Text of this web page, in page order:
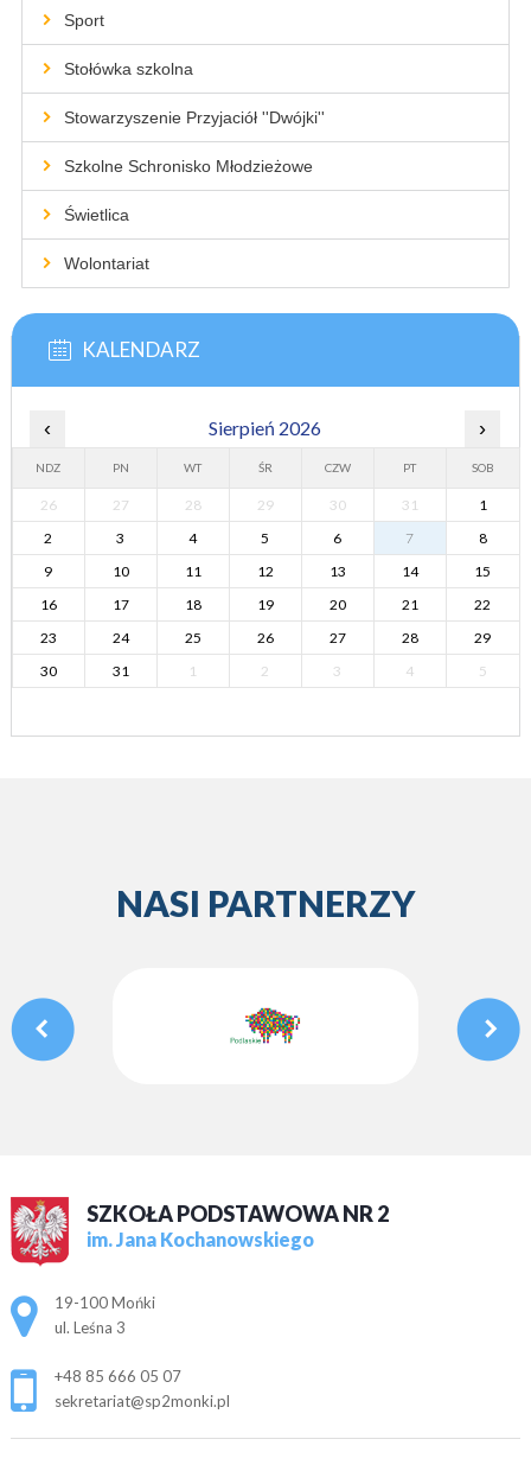
Sport
Stołówka szkolna
Stowarzyszenie Przyjaciół ''Dwójki''
Szkolne Schronisko Młodzieżowe
Świetlica
Wolontariat
KALENDARZ
‹ Sierpień 2026 ›
NDZ PN WT ŚR CZW PT SOB
26 27 28 29 30 31
1
2
3 4 5 6 7
8
9
10 11 12 13 14
15
16
17 18 19 20 21
22
23
24 25 26 27 28
29
30
31 1 2 3 4 5
NASI PARTNERZY
SZKOŁA PODSTAWOWA NR 2
im. Jana Kochanowskiego
Adres pocztowy:
19-100 Mońki
ul. Leśna 3
+48 85 666 05 07
sekretariat@sp2monki.pl